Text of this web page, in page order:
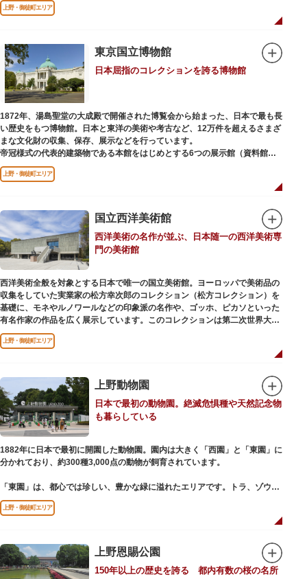
などから構成されています。
2005年「愛・地球博」の長久手日本館で人気を博した「地球の部屋」を移設
100万分の1の大きさ）のドームの内側すべてがスクリーンになっている世界
初のシアターで、月ごとに変わるオリジナル映像を上映しています。
楽しみながら学習できるイベント企画や、恐竜をはじめとした様々な実物標
本、子ども向けのコーナーもあり、お子様連れでも楽しめる博物館です。
また、国立科学博物館では、日本およびアジアにおける科学系博物館の中核
施設として、調査研究、標本資料の収集・保管・活用、展示・学習支援を推
進。これらの活動を上野の本館、白金台の附属自然教育園、茨城県つくば市
の実験植物園や筑波研究施設（非公開）で展開しています。
上野・御徒町エリア
東京国立博物館
日本屈指のコレクションを誇る博物館
1872年、湯島聖堂の大成殿で開催された博覧会から始まった、日本で最も長
い歴史をもつ博物館。日本と東洋の美術や考古など、12万件を超えるさまざ
まな文化財の収集、保存、展示などを行っています。
帝冠様式の代表的建築物である本館をはじめとする6つの展示館（資料館）
からなり、89件の国宝を所蔵。常に貴重な文化財を公開し、講座や講演会、
ワークショップなどを実施しています。国宝や重要文化財などの名品をたど
りながら、真の美術史を堪能し価値あるひと時を過ごしてみてはいかがでし
吹き抜けのエントランスに大理石の大階段がある本館では、壁時計やステン
ドグラスなど格調高い内部装飾にも注目してみてください。初めて来館する
方や時間が限られている方などに向け提案されたコース（日本美術入門／た
てものめぐり／仏像大好き）を参考にめぐるのも良いでしょう。
敷地内にはレストランやミュージアムショップのほか緑豊かな庭園も。季節
ごとの彩りを感じながらゆったりと散策するのもおすすめです。
上野・御徒町エリア
国立西洋美術館
西洋美術の名作が並ぶ、日本随一の西洋美術専
門の美術館
西洋美術全般を対象とする日本で唯一の国立美術館。ヨーロッパで美術品の
収集をしていた実業家の松方幸次郎のコレクション（松方コレクション）を
基礎に、モネやルノワールなどの印象派の名作や、ゴッホ、ピカソといった
有名作家の作品を広く展示しています。このコレクションは第二次世界大戦
中にフランス政府に接収され、戦後に専用の美術館を創設することを条件に
日本へ寄贈返還されました。
もの。「ル・コルビュジエの建築作品－近代建築運動への顕著な貢献－」の
構成資産の一つとして東京初の世界文化遺産に登録されています。前庭にも
ロダンの彫刻が展示されており、散策しながら美術鑑賞を楽しめるのも魅力
のひとつ。 ボランティア・スタッフと一緒に鑑賞する「美術トーク」や、解
説を聞きながら本館や前庭を一緒に歩く「建築ツアー」など、初めての来館
でも気軽に楽しめるプログラムも用意されています。
上野・御徒町エリア
上野動物園
日本で最初の動物園。絶滅危惧種や天然記念物
も暮らしている
1882年に日本で最初に開園した動物園。園内は大きく「西園」と「東園」に
分かれており、約300種3,000点の動物が飼育されています。
「東園」は、都心では珍しい、豊かな緑に溢れたエリアです。トラ、ゾウな
どが住む森エリアや、ホッキョクグマやアザラシが住む海エリアでは、水浴
びなど迫力あるシーンが目撃できることもあります。国指定重要文化財の
一方「西園」は、蓮の名所としても知られる風光明媚な「不忍池」のほとり
に位置する区域。キリンやサイなどの人気動物をはじめ、アイアイや“動か
上野・御徒町エリア
上野恩賜公園
150年以上の歴史を誇る 都内有数の桜の名所